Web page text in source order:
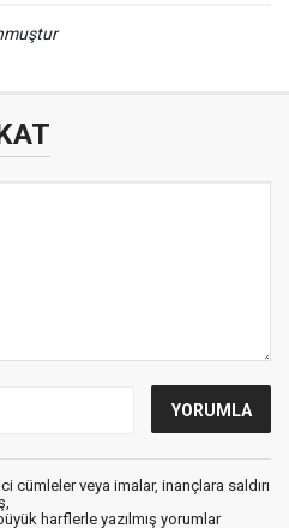
cümleler veya imalar, inançlara saldırı
harflerle yazılmış yorumlar